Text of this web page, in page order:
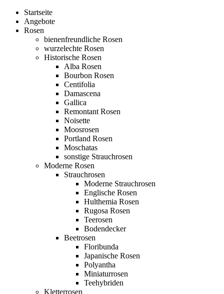
Startseite
Angebote
Rosen
bienenfreundliche Rosen
wurzelechte Rosen
Historische Rosen
Alba Rosen
Bourbon Rosen
Centifolia
Damascena
Gallica
Remontant Rosen
Noisette
Moosrosen
Portland Rosen
Moschatas
sonstige Strauchrosen
Moderne Rosen
Strauchrosen
Moderne Strauchrosen
Englische Rosen
Hulthemia Rosen
Rugosa Rosen
Teerosen
Bodendecker
Beetrosen
Floribunda
Japanische Rosen
Polyantha
Miniaturrosen
Teehybriden
Kletterrosen